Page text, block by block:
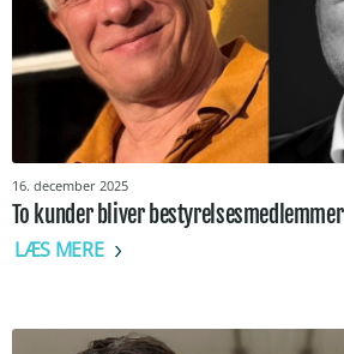
16. december 2025
To kunder bliver bestyrelsesmedlemmer
LÆS MERE